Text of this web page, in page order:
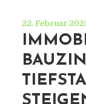
22. Februar